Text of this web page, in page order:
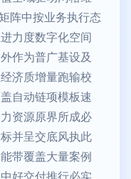
阵中按业务执行态
力度数字化空间
作为普广基设及
济质增量跑输校
自动链项模板速
资源原界所成必
并呈交底风执此
带覆盖大量案例